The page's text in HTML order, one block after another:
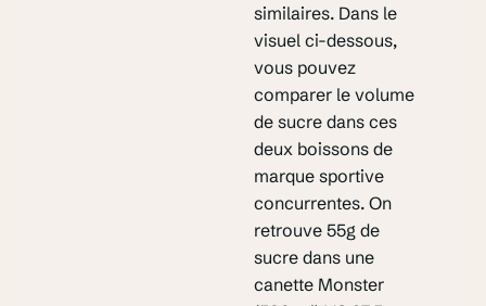
similaires. Dans le
visuel ci-dessous,
vous pouvez
comparer le volume
de sucre dans ces
deux boissons de
marque sportive
concurrentes. On
retrouve 55g de
sucre dans une
canette Monster